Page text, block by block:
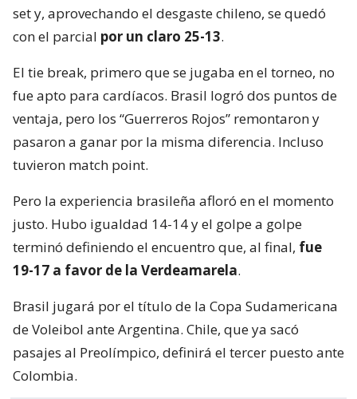
set y, aprovechando el desgaste chileno, se quedó
con el parcial por un claro 25-13.
El tie break, primero que se jugaba en el torneo, no
fue apto para cardíacos. Brasil logró dos puntos de
ventaja, pero los “Guerreros Rojos” remontaron y
pasaron a ganar por la misma diferencia. Incluso
tuvieron match point.
Pero la experiencia brasileña afloró en el momento
justo. Hubo igualdad 14-14 y el golpe a golpe
terminó definiendo el encuentro que, al final, fue
19-17 a favor de la Verdeamarela.
Brasil jugará por el título de la Copa Sudamericana
de Voleibol ante Argentina. Chile, que ya sacó
pasajes al Preolímpico, definirá el tercer puesto ante
Colombia.